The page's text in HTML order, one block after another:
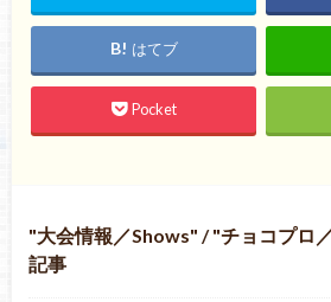
はてブ
Pocket
大会情報／Shows / チョコプロ
記事